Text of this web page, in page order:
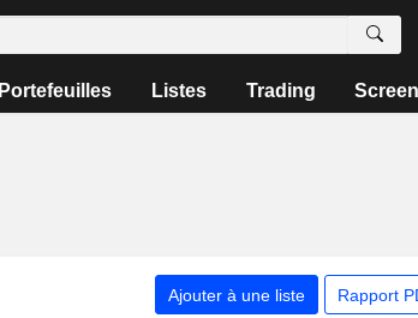
Portefeuilles Listes Trading
Ajouter à une liste Rapport